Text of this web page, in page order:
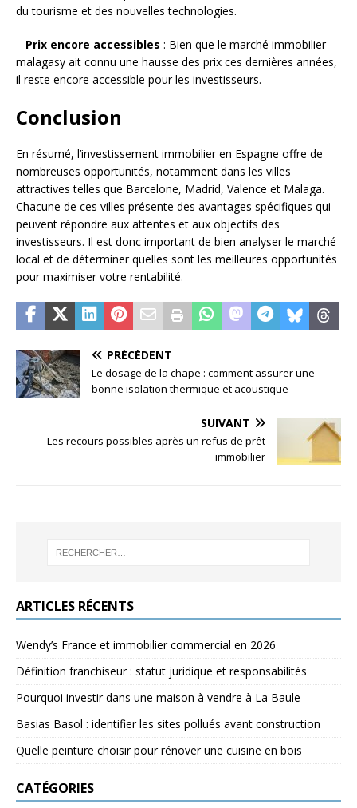
du tourisme et des nouvelles technologies.
– Prix encore accessibles : Bien que le marché immobilier
malagasy ait connu une hausse des prix ces dernières années,
il reste encore accessible pour les investisseurs.
Conclusion
En résumé, l’investissement immobilier en Espagne offre de
nombreuses opportunités, notamment dans les villes
attractives telles que Barcelone, Madrid, Valence et Malaga.
Chacune de ces villes présente des avantages spécifiques qui
peuvent répondre aux attentes et aux objectifs des
investisseurs. Il est donc important de bien analyser le marché
local et de déterminer quelles sont les meilleures opportunités
pour maximiser votre rentabilité.
PRÉCÉDENT
Le dosage de la chape : comment assurer une
bonne isolation thermique et acoustique
SUIVANT
Les recours possibles après un refus de prêt
immobilier
ARTICLES RÉCENTS
Wendy’s France et immobilier commercial en 2026
Définition franchiseur : statut juridique et responsabilités
Pourquoi investir dans une maison à vendre à La Baule
Basias Basol : identifier les sites pollués avant construction
Quelle peinture choisir pour rénover une cuisine en bois
CATÉGORIES